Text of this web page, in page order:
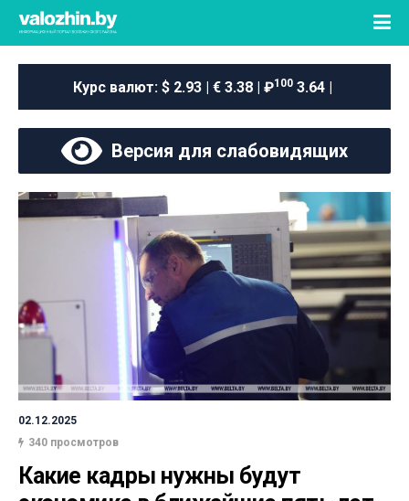
Курс валют: $ 2.93 | € 3.38 | ₽100 3.64 |
Версия для слабовидящих
02.12.2025
340 просмотров
Какие кадры нужны будут